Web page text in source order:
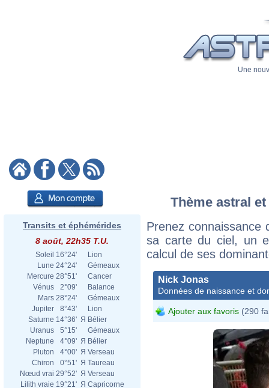
Une
Transits et éphémérides
8 août, 22h35 T.U.
Soleil 16°24'
Lion
Lune 24°24'
Gémeaux
Mercure 28°51'
Cancer
Vénus
2°09'
Balance
Mars 28°24'
Gémeaux
Jupiter
8°43'
Lion
Saturne 14°36' Я Bélier
Uranus
5°15'
Gémeaux
Neptune
4°09' Я Bélier
Pluton
4°00' Я Verseau
Chiron
0°51' Я Taureau
Nœud vrai 29°52' Я Verseau
Lilith vraie 19°21' Я Capricorne
Thème astral
Prenez connaissance
sa carte du ciel, un
calcul de ses
Nick Jonas
Données de naissance et
Ajouter aux favoris (290